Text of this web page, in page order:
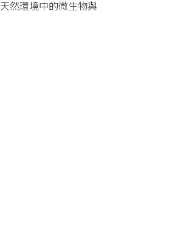
然環境中的微生物與